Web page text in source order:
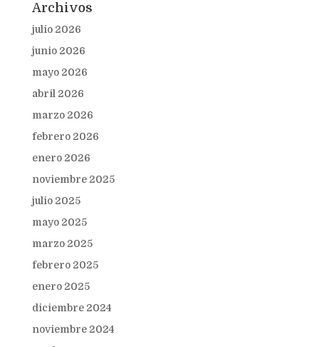
Archivos
julio 2026
junio 2026
mayo 2026
abril 2026
marzo 2026
febrero 2026
enero 2026
noviembre 2025
julio 2025
mayo 2025
marzo 2025
febrero 2025
enero 2025
diciembre 2024
noviembre 2024